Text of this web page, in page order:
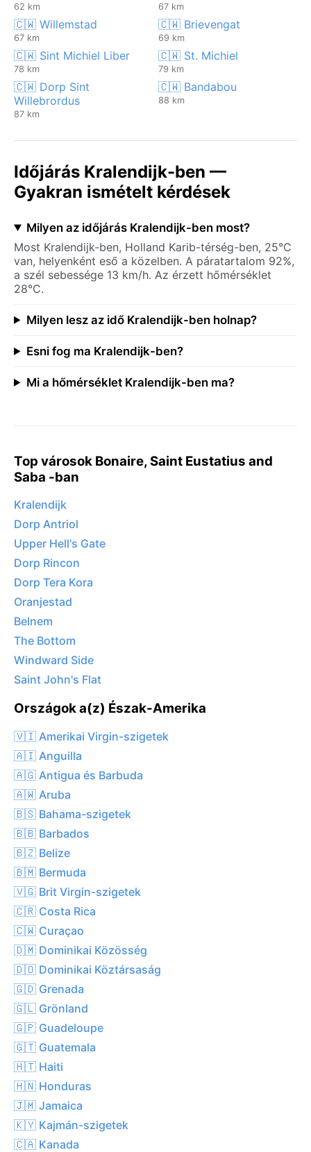
62 km 67 km
🇨🇼 Willemstad
67 km
🇨🇼 Brievengat
69 km
🇨🇼 Sint Michiel Liber
78 km
🇨🇼 St. Michiel
79 km
🇨🇼 Dorp Sint
Willebrordus
87 km
🇨🇼 Bandabou
88 km
Időjárás Kralendijk-ben —
Gyakran ismételt kérdések
Milyen az időjárás Kralendijk-ben most?
Most Kralendijk-ben, Holland Karib-térség-ben, 25°C
van, helyenként eső a közelben. A páratartalom 92%,
a szél sebessége 13 km/h. Az érzett hőmérséklet
28°C.
Milyen lesz az idő Kralendijk-ben holnap?
Esni fog ma Kralendijk-ben?
Mi a hőmérséklet Kralendijk-ben ma?
Top városok Bonaire, Saint Eustatius and
Saba -ban
Kralendijk
Dorp Antriol
Upper Hell's Gate
Dorp Rincon
Dorp Tera Kora
Oranjestad
Belnem
The Bottom
Windward Side
Saint John's Flat
Országok a(z) Észak-Amerika
🇻🇮 Amerikai Virgin-szigetek
🇦🇮 Anguilla
🇦🇬 Antigua és Barbuda
🇦🇼 Aruba
🇧🇸 Bahama-szigetek
🇧🇧 Barbados
🇧🇿 Belize
🇧🇲 Bermuda
🇻🇬 Brit Virgin-szigetek
🇨🇷 Costa Rica
🇨🇼 Curaçao
🇩🇲 Dominikai Közösség
🇩🇴 Dominikai Köztársaság
🇬🇩 Grenada
🇬🇱 Grönland
🇬🇵 Guadeloupe
🇬🇹 Guatemala
🇭🇹 Haiti
🇭🇳 Honduras
🇯🇲 Jamaica
🇰🇾 Kajmán-szigetek
🇨🇦 Kanada